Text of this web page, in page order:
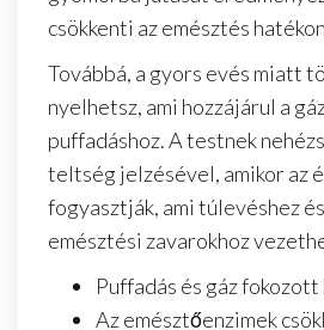
csökkenti az emésztés
Továbbá, a gyors evés miatt
nyelhetsz, ami hozzájárul a
puffadáshoz. A testnek
teltség jelzésével, amikor az
fogyasztják, ami túlevéshez
emésztési zavarokhoz
Puffadás és gáz fokozott
Az emésztőenzimek